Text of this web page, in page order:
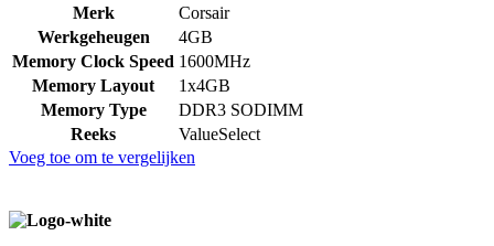
Merk
Corsair
Werkgeheugen
4GB
Memory Clock Speed 1600MHz
Memory Layout
1x4GB
Memory Type
DDR3 SODIMM
Reeks
ValueSelect
Voeg toe om te vergelijken